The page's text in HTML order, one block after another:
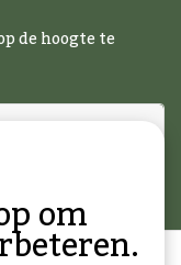
de hoogte te
om